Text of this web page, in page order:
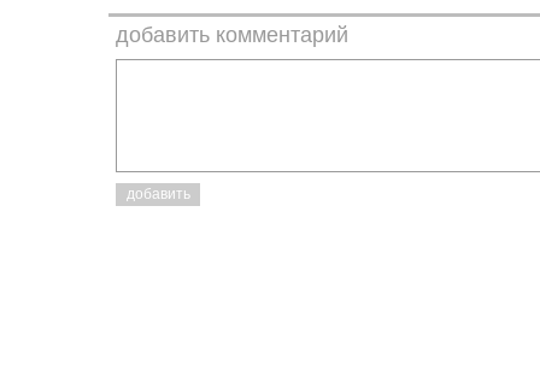
добавить комментарий
добавить